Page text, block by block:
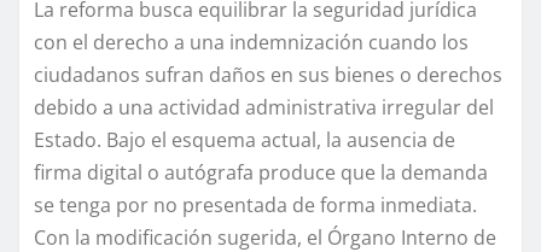
La reforma busca equilibrar la seguridad jurídica
con el derecho a una indemnización cuando los
ciudadanos sufran daños en sus bienes o derechos
debido a una actividad administrativa irregular del
Estado. Bajo el esquema actual, la ausencia de
firma digital o autógrafa produce que la demanda
se tenga por no presentada de forma inmediata.
Con la modificación sugerida, el Órgano Interno de